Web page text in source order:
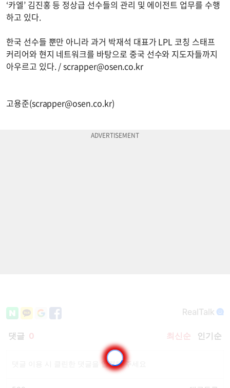
‘카엘’ 김진홍 등 정상급 선수들의 관리 및 에이전트 업무를 수행
하고 있다.
한국 선수들 뿐만 아니라 과거 박재석 대표가 LPL 코칭 스태프
커리어와 현지 네트워크를 바탕으로 중국 선수와 지도자들까지
아우르고 있다. /scrapper@osen.co.kr
고용준(scrapper@osen.co.kr)